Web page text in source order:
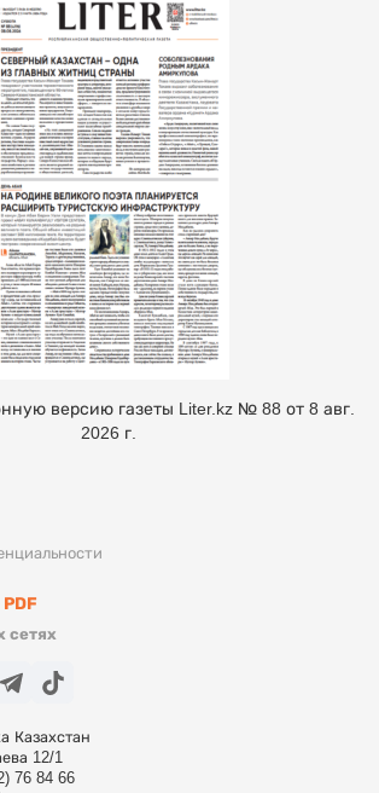
сетях
Казахстан
12/1
76 84 66
версию газеты Liter.kz № 88 от 8 авг.
2026 г.